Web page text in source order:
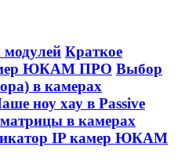
модулей Краткое
ЮКАМ ПРО Выбор
в камерах
ноу хау в Passive
в камерах
IP камер ЮКАМ